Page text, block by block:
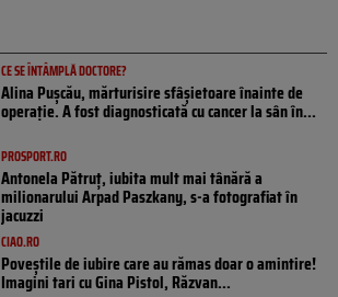
CE SE ÎNTÂMPLĂ DOCTORE?
Alina Pușcău, mărturisire sfâșietoare înainte de
operație. A fost diagnosticată cu cancer la sân în...
PROSPORT.RO
Antonela Pătruț, iubita mult mai tânără a
milionarului Arpad Paszkany, s-a fotografiat în
jacuzzi
CIAO.RO
Poveştile de iubire care au rămas doar o amintire!
Imagini tari cu Gina Pistol, Răzvan...